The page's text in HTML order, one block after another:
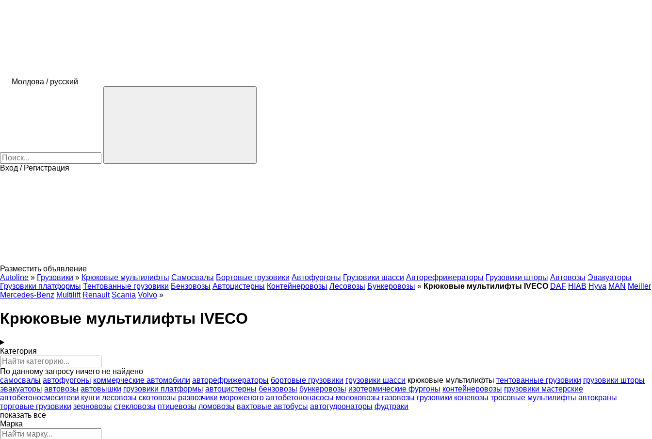
Молдова / русский
Вход / Регистрация
Разместить объявление
Autoline » Грузовики » Крюковые мультилифты Самосвалы Бортовые грузовики Автофургоны Грузовики шасси Авторефрижераторы Грузовики шторы Автовозы Эвакуаторы
Грузовики платформы Тентованные грузовики Бензовозы Автоцистерны Контейнеровозы Лесовозы Бункеровозы » Крюковые мультилифты IVECO DAF HIAB Hyva MAN Meiller
Mercedes-Benz Multilift Renault Scania Volvo »
Крюковые мультилифты IVECO
Категория
По данному запросу ничего не найдено
самосвалы автофургоны коммерческие автомобили авторефрижераторы бортовые грузовики грузовики шасси крюковые мультилифты тентованные грузовики грузовики шторы
эвакуаторы автовозы автовышки грузовики платформы автоцистерны бензовозы бункеровозы изотермические фургоны контейнеровозы грузовики мастерские
автобетоносмесители кунги лесовозы скотовозы развозчики мороженого автобетононасосы молоковозы газовозы грузовики коневозы тросовые мультилифты автокраны
торговые грузовики зерновозы стекловозы птицевозы ломовозы вахтовые автобусы автогудронаторы фудтраки
показать все
Марка